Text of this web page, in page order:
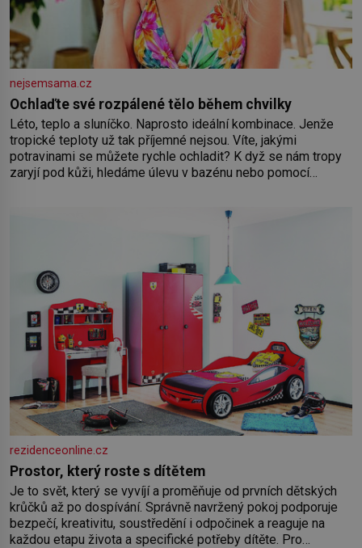
nejsemsama.cz
Ochlaďte své rozpálené tělo během chvilky
Léto, teplo a sluníčko. Naprosto ideální kombinace. Jenže
tropické teploty už tak příjemné nejsou. Víte, jakými
potravinami se můžete rychle ochladit? K dyž se nám tropy
zaryjí pod kůži, hledáme úlevu v bazénu nebo pomocí
rezidenceonline.cz
Prostor, který roste s dítětem
Je to svět, který se vyvíjí a proměňuje od prvních dětských
krůčků až po dospívání. Správně navržený pokoj podporuje
bezpečí, kreativitu, soustředění i odpočinek a reaguje na
každou etapu života a specifické potřeby dítěte. Pro